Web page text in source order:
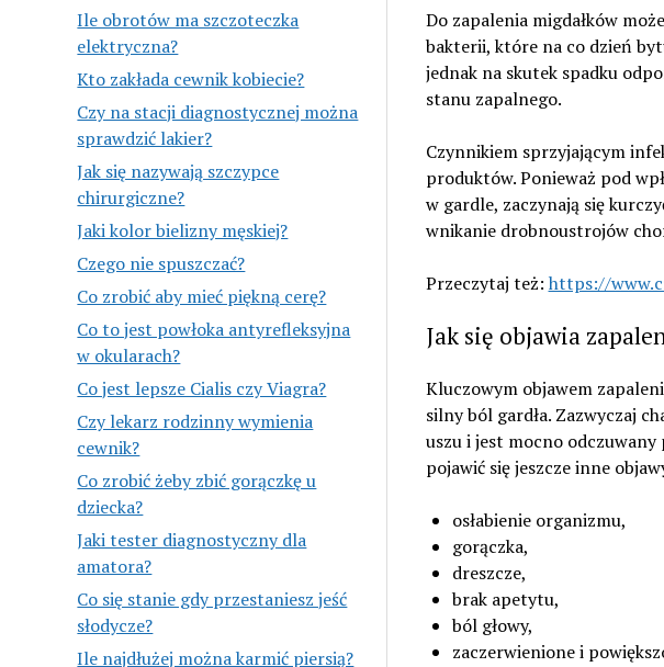
Ile obrotów ma szczoteczka
elektryczna?
Kto zakłada cewnik kobiecie?
Czy na stacji diagnostycznej można
sprawdzić lakier?
Jak się nazywają szczypce
chirurgiczne?
Jaki kolor bielizny męskiej?
Czego nie spuszczać?
Co zrobić aby mieć piękną cerę?
Co to jest powłoka antyrefleksyjna
w okularach?
Co jest lepsze Cialis czy Viagra?
Czy lekarz rodzinny wymienia
cewnik?
Co zrobić żeby zbić gorączkę u
dziecka?
Jaki tester diagnostyczny dla
amatora?
Co się stanie gdy przestaniesz jeść
słodycze?
Ile najdłużej można karmić piersią?
Do zapalenia migdałków
bakterii, które na co dzień
jednak na skutek spadku
stanu zapalnego.
Czynnikiem sprzyjającym
produktów. Ponieważ pod
w gardle, zaczynają się
wnikanie drobnoustrojów
Przeczytaj też: https://
Jak się objawia
Kluczowym objawem
silny ból gardła. Zazwyczaj
uszu i jest mocno odczuwany
pojawić się jeszcze inne
osłabienie organizmu,
gorączka,
dreszcze,
brak apetytu,
ból głowy,
zaczerwienione i